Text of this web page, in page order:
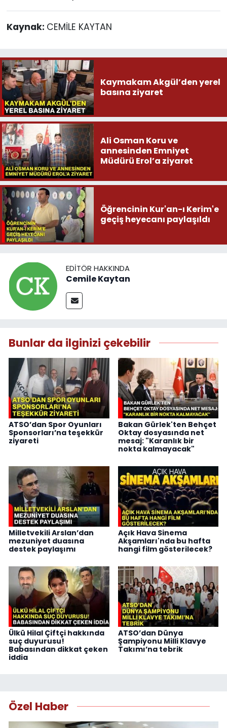
Kaynak: CEMİLE KAYTAN
Kaymakam Akgül’den yerel
basına ziyaret
Ali Osman Koru ve
annesinden Emniyet
Müdürü Erol’a ziyaret
Öğrencinin Kur'an-ı Kerim'e
geçiş heyecanı paylaşıldı
EDITÖR HAKKINDA
Cemile Kaytan
Bunlar da ilginizi çekebilir
ATSO’dan Spor Oyunları
Sponsorları’na teşekkür
ziyareti
Bakan Gürlek'ten Behçet
Oktay dosyasında net
mesaj: "Karanlık bir
nokta kalmayacak"
Milletvekili Arslan’dan
mezuniyet duasına
destek paylaşımı
Açık Hava Sinema
Akşamları'nda bu hafta
hangi film gösterilecek?
Ülkü Hilal Çiftçi hakkında
suç duyurusu!
Babasından dikkat çeken
iddia
ATSO’dan Dünya
Şampiyonu Milli Klavye
Takımı’na tebrik
Özel Haber